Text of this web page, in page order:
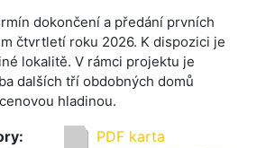
dokončení a předání prvních
čtvrtletí roku 2026. K dispozici je
lokalitě. V rámci projektu je
dalších tří obdobných domů
hladinou.
PDF karta